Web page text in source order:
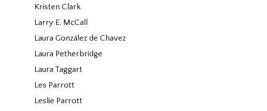
Kristen Clark
Larry E. McCall
Laura González de Chavez
Laura Petherbridge
Laura Taggart
Les Parrott
Leslie Parrott